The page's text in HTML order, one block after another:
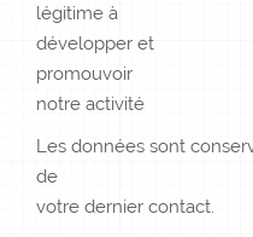
légitime à
développer et
promouvoir
notre activité
Les données sont
de
votre dernier contact.